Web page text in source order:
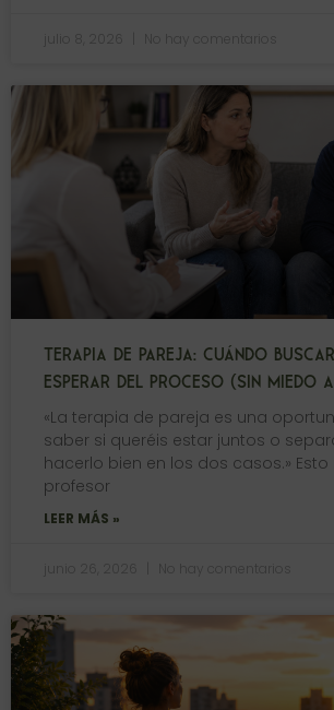
No hay comentarios
TERAPIA DE PAREJA: CUÁNDO
ESPERAR DEL PROCESO (SIN MIEDO
«La terapia de pareja es una
saber si queréis estar juntos o
hacerlo bien en los dos casos.»
profesor
LEER MÁS »
No hay comentarios